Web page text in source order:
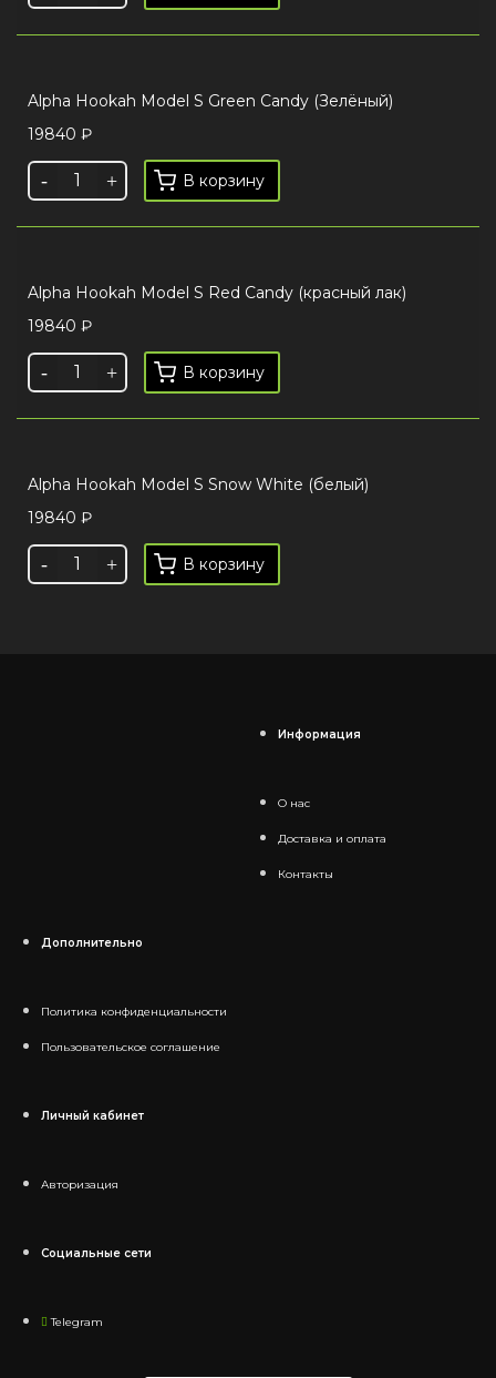
Alpha Hookah Model S Green Candy (Зелёный)
19840 ₽
В корзину
Alpha Hookah Model S Red Candy (красный лак)
19840 ₽
В корзину
Alpha Hookah Model S Snow White (белый)
19840 ₽
В корзину
Информация
О нас
Доставка и оплата
Контакты
Дополнительно
Политика конфиденциальности
Пользовательское соглашение
Личный кабинет
Авторизация
Социальные сети
Telegram